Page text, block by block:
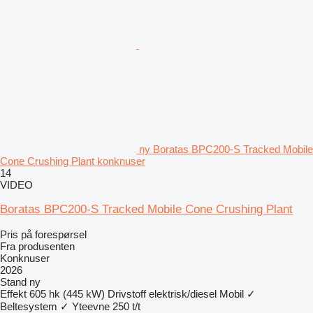
ny Boratas BPC200-S Tracked Mobile
Cone Crushing Plant konknuser
14
VIDEO
Boratas BPC200-S Tracked Mobile Cone Crushing Plant
Pris på forespørsel
Fra produsenten
Konknuser
2026
Stand ny
Effekt 605 hk (445 kW) Drivstoff elektrisk/diesel Mobil ✓
Beltesystem ✓ Yteevne 250 t/t